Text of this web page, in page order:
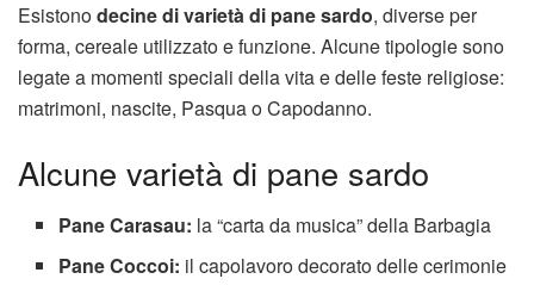
Esistonodecine di varietà di pane sardo, diverse per
forma, cereale utilizzato e funzione. Alcune tipologie sono
legate a momenti speciali della vita e delle feste religiose:
matrimoni, nascite, Pasqua o Capodanno.
Alcune varietà di pane sardo
Pane Carasau: la “carta da musica” della Barbagia
Pane Coccoi: il capolavoro decorato delle cerimonie